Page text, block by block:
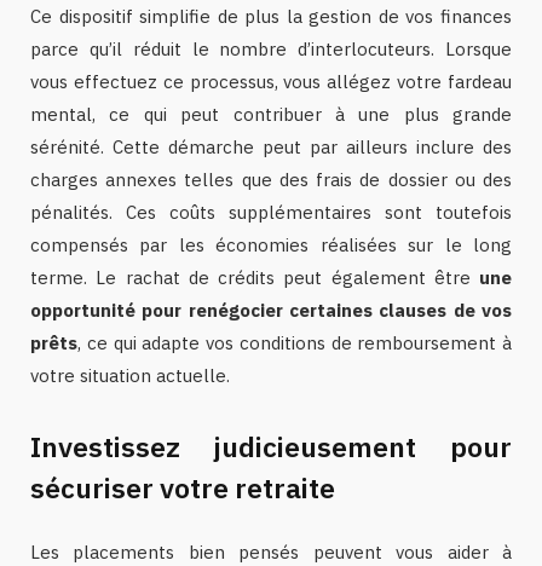
Ce dispositif simplifie de plus la gestion de vos finances
parce qu’il réduit le nombre d’interlocuteurs. Lorsque
vous effectuez ce processus, vous allégez votre fardeau
mental, ce qui peut contribuer à une plus grande
sérénité. Cette démarche peut par ailleurs inclure des
charges annexes telles que des frais de dossier ou des
pénalités. Ces coûts supplémentaires sont toutefois
compensés par les économies réalisées sur le long
terme. Le rachat de crédits peut également être une
opportunité pour renégocier certaines clauses de vos
prêts, ce qui adapte vos conditions de remboursement à
votre situation actuelle.
Investissez judicieusement pour
sécuriser votre retraite
Les placements bien pensés peuvent vous aider à